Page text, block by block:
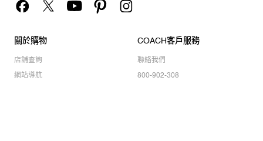
關於購物
店舖查詢
網站導航
COACH客戶服務
聯絡我們
800-902-308